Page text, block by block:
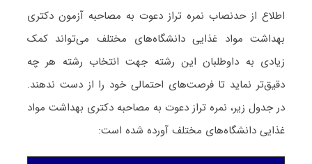
اطلاع از حدنصاب نمره تراز دعوت به مصاحبه آزمون دکتری
بهداشت مواد غذایی دانشگاه‌های مختلف می‌تواند کمک
زیادی به داوطلبان این رشته جهت انتخاب رشته هر چه
دقیق‌تر نماید تا فرصت‌های احتمالی خود را از دست ندهند.
در جدول زیر، نمره تراز دعوت به مصاحبه دکتری بهداشت مواد
غذایی دانشگاه‌های مختلف آورده شده است: